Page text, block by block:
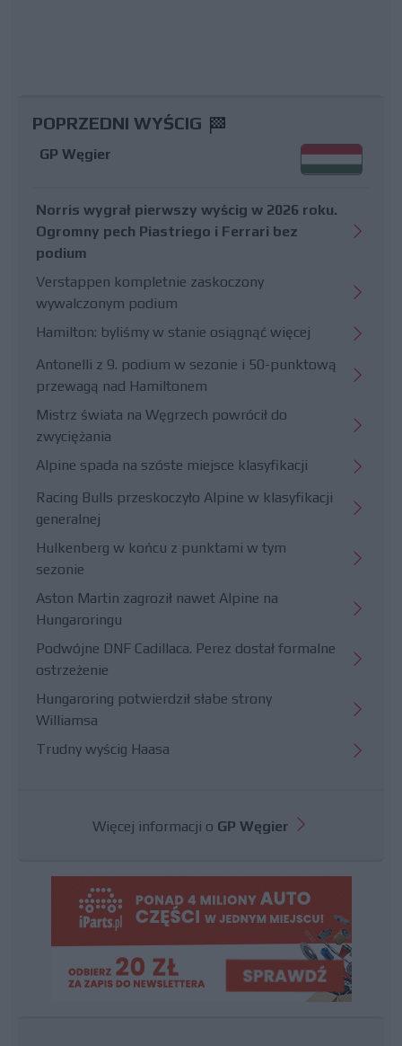
POPRZEDNI WYŚCIG
GP Węgier
Norris wygrał pierwszy wyścig w 2026 roku.
Ogromny pech Piastriego i Ferrari bez
podium
Verstappen kompletnie zaskoczony
wywalczonym podium
Hamilton: byliśmy w stanie osiągnąć więcej
Antonelli z 9. podium w sezonie i 50-punktową
przewagą nad Hamiltonem
Mistrz świata na Węgrzech powrócił do
zwyciężania
Alpine spada na szóste miejsce klasyfikacji
Racing Bulls przeskoczyło Alpine w klasyfikacji
generalnej
Hulkenberg w końcu z punktami w tym
sezonie
Aston Martin zagroził nawet Alpine na
Hungaroringu
Podwójne DNF Cadillaca. Perez dostał formalne
ostrzeżenie
Hungaroring potwierdził słabe strony
Williamsa
Trudny wyścig Haasa
Więcej informacji o GP Węgier